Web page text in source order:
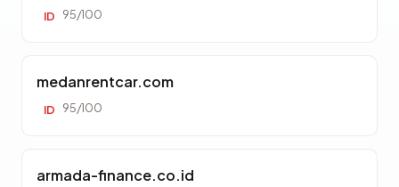
ID 95/100
medanrentcar.com
ID 95/100
armada-finance.co.id